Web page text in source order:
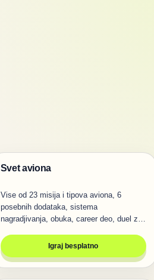
Igre za dvoje
Svet aviona
Vise od 23 misija i tipova aviona, 6
posebnih dodataka, sistema
nagradjivanja, obuka, career deo, duel za
Igraj besplatno